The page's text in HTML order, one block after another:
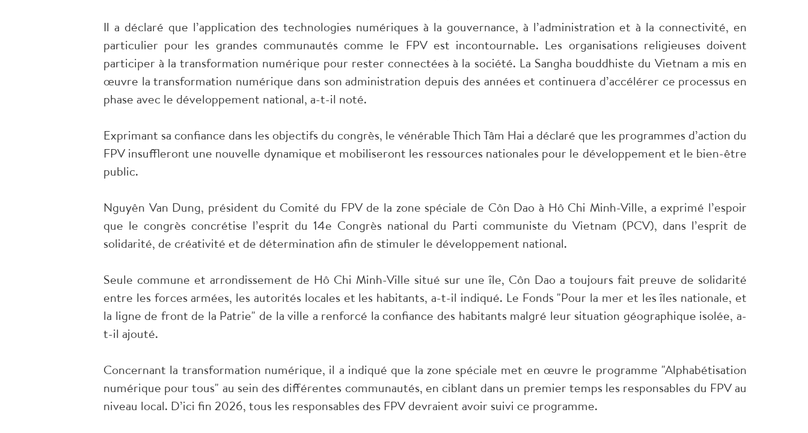
Il a déclaré que l’application des technologies numériques à la gouvernance, à l’administration et à la connectivité, en
particulier pour les grandes communautés comme le FPV est incontournable. Les organisations religieuses doivent
participer à la transformation numérique pour rester connectées à la société. La Sangha bouddhiste du Vietnam a mis en
œuvre la transformation numérique dans son administration depuis des années et continuera d’accélérer ce processus en
phase avec le développement national, a-t-il noté.
Exprimant sa confiance dans les objectifs du congrès, le vénérable Thich Tâm Hai a déclaré que les programmes d’action du
FPV insuffleront une nouvelle dynamique et mobiliseront les ressources nationales pour le développement et le bien-être
public.
Nguyên Van Dung, président du Comité du FPV de la zone spéciale de Côn Dao à Hô Chi Minh-Ville, a exprimé l’espoir
que le congrès concrétise l’esprit du 14e Congrès national du Parti communiste du Vietnam (PCV), dans l’esprit de
solidarité, de créativité et de détermination afin de stimuler le développement national.
Seule commune et arrondissement de Hô Chi Minh-Ville situé sur une île, Côn Dao a toujours fait preuve de solidarité
entre les forces armées, les autorités locales et les habitants, a-t-il indiqué. Le Fonds "Pour la mer et les îles nationale, et
la ligne de front de la Patrie" de la ville a renforcé la confiance des habitants malgré leur situation géographique isolée, a-
t-il ajouté.
Concernant la transformation numérique, il a indiqué que la zone spéciale met en œuvre le programme "Alphabétisation
numérique pour tous" au sein des différentes communautés, en ciblant dans un premier temps les responsables du FPV au
niveau local. D’ici fin 2026, tous les responsables des FPV devraient avoir suivi ce programme.